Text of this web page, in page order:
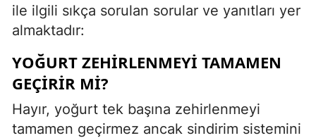
ile ilgili sıkça sorulan sorular ve yanıtları yer
almaktadır:
YOĞURT ZEHIRLENMEYI TAMAMEN
GEÇIRIR MI?
Hayır, yoğurt tek başına zehirlenmeyi
tamamen geçirmez ancak sindirim sistemini